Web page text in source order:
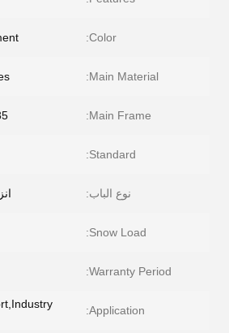
Color:
Main Material:
Main Frame:
Standard:
نوع الباب:
Snow Load:
Warranty Period:
Application: